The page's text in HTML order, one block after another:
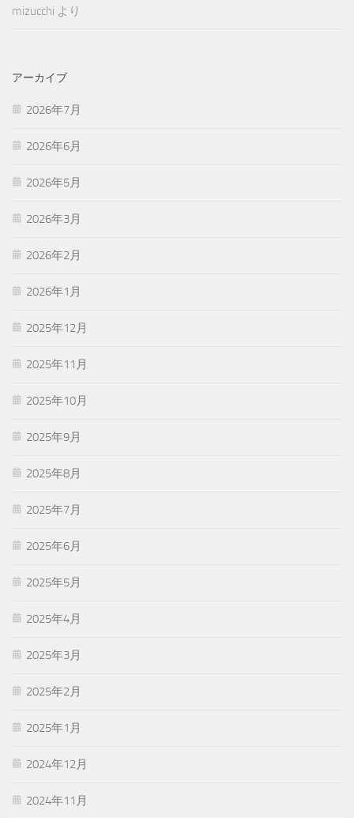
mizucchi より
アーカイブ
2026年7月
2026年6月
2026年5月
2026年3月
2026年2月
2026年1月
2025年12月
2025年11月
2025年10月
2025年9月
2025年8月
2025年7月
2025年6月
2025年5月
2025年4月
2025年3月
2025年2月
2025年1月
2024年12月
2024年11月